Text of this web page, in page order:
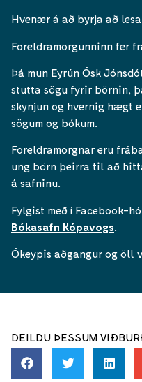
Hvenær á að byrja að
Foreldramorgunninn fer
Þá mun Eyrún Ósk
stutta sögu fyrir börnin,
skynjun og hvernig hægt
sögum og bókum.
Foreldramorgnar eru
ung börn þeirra til að
á safninu.
Fylgist með í Facebook-
Bókasafn Kópavogs
Ókeypis aðgangur og öll
DEILDU ÞESSUM